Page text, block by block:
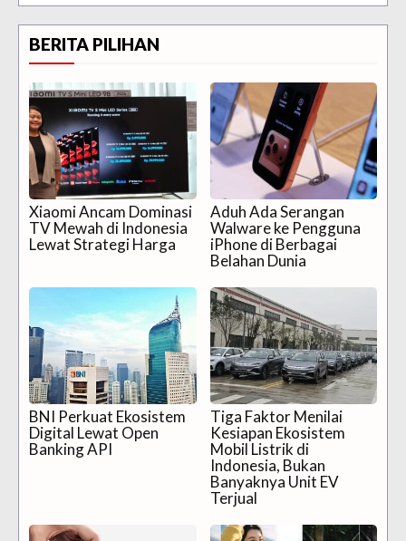
BERITA PILIHAN
Xiaomi Ancam Dominasi
TV Mewah di Indonesia
Lewat Strategi Harga
Aduh Ada Serangan
Walware ke Pengguna
iPhone di Berbagai
Belahan Dunia
BNI Perkuat Ekosistem
Digital Lewat Open
Banking API
Tiga Faktor Menilai
Kesiapan Ekosistem
Mobil Listrik di
Indonesia, Bukan
Banyaknya Unit EV
Terjual